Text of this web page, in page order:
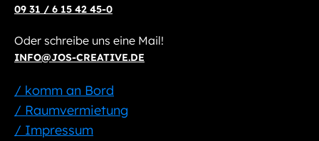
09 31 / 6 15 42 45-0
Oder schreibe uns eine Mail!
INFO@JOS-CREATIVE.DE
/ komm an Bord
/ Raumvermietung
/ Impressum